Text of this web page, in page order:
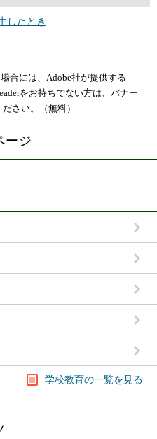
ージ
学校教育の一覧を見る
したとき
合には、Adobe社が提供する
をお持ちでない方は、バナー
さい。（無料）